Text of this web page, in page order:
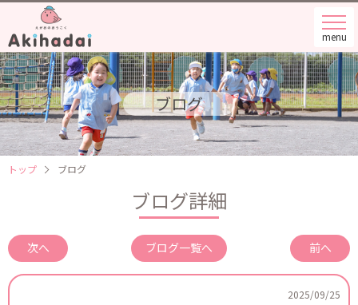
menu
ブログ
トップ ブログ
ブログ詳細
前へ
次へ ブログ一覧へ
2025/09/25